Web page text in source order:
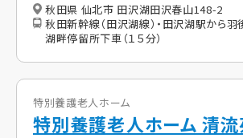
秋田県 仙北市 田沢湖田沢春山148-2
秋田新幹線（田沢湖線）・田沢湖駅から羽
湖畔停留所下車（１５分）
特別養護老人ホーム
特別養護老人ホーム 清